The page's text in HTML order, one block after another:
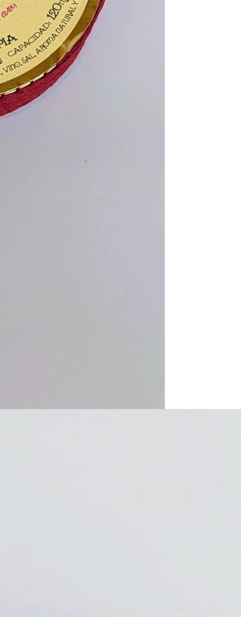
gesloten t/m 31 juli. Onze
29 juli. In onze locatie in de Grote
dinsdag t/m zaterdag.